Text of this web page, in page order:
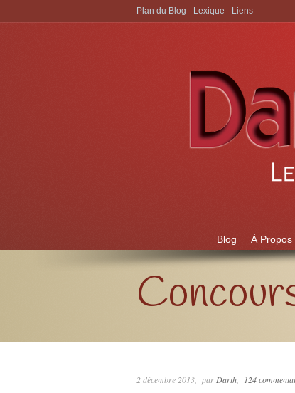
Aller à:
Blog À Propos
Plan du Blog Lexique Liens
2 décembre 2013 par Darth 124